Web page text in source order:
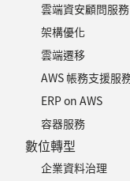
雲端資安顧問服務
架構優化
雲端遷移
AWS 帳務支援服
ERP on AWS
容器服務
數位轉型
企業資料治理